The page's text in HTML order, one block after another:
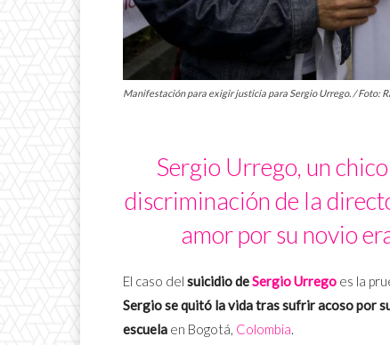
Manifestación para exigir justicia para Sergio Urrego. / Foto:
Sergio Urrego, un
discriminación de la
amor por su novio
El caso del suicidio deSergio Urrego es la
Sergio se quitó la vida tras sufrir acoso por
escuela en Bogotá, Colombia.